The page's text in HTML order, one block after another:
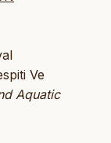
Ve
Aquatic